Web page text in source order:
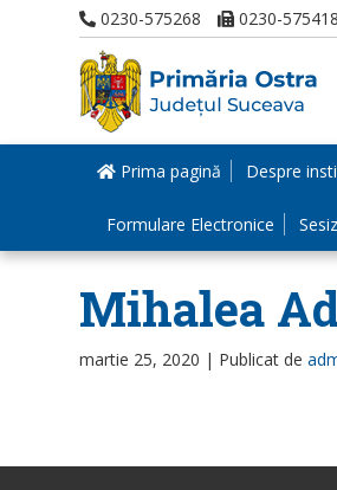
0230-575268 0230-575418
Prima pagină Despre
Formulare Electronice
Mihalea
martie 25, 2020 | Publicat de